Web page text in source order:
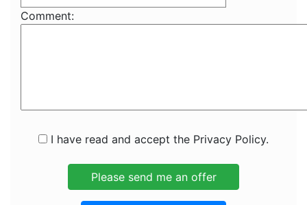
Comment:
I have read and accept the Privacy Policy.